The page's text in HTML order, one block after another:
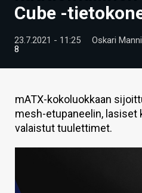
VIDEOT
TECHBBS
KAUPPA
Cube -
23.7.2021 - 11:25 Oskari
8
mATX-kokoluokkaan
mesh-etupaneelin, lasiset
valaistut tuulettimet.